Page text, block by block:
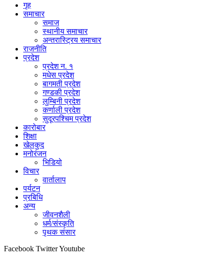
गृह
समाचार
समाज
स्थानीय समाचार
अन्तरास्ट्रिय समाचार
राजनीति
प्रदेश
प्रदेश न. १
मधेस प्रदेश
बागमती प्रदेश
गण्डकी प्रदेश
लुम्बिनी प्रदेश
कर्णाली प्रदेश
सुदूरपश्चिम प्रदेश
कारोबार
शिक्षा
खेलकुद
मनोरंजन
भिडियो
विचार
वार्तालाप
पर्यटन
प्रबिधि
अन्य
जीवनशैली
धर्म/संस्कृति
पृथक संसार
Facebook TwitterYoutube